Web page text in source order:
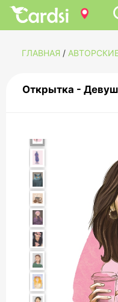
ГЛАВНАЯ /
Открытка -